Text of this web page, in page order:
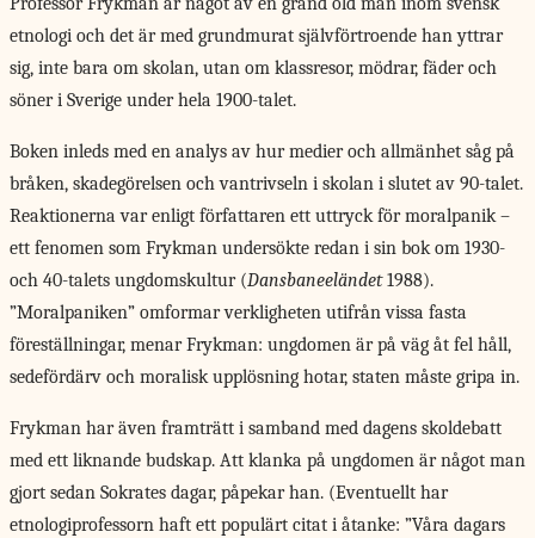
etnologi och det är med grundmurat självförtroende han yttrar
sig, inte bara om skolan, utan om klassresor, mödrar, fäder och
söner i Sverige under hela 1900-talet.
Boken inleds med en analys av hur medier och allmänhet såg på
bråken, skadegörelsen och vantrivseln i skolan i slutet av 90-talet.
Reaktionerna var enligt författaren ett uttryck för moralpanik –
ett fenomen som Frykman undersökte redan i sin bok om 1930-
och 40-talets ungdomskultur (Dansbaneeländet1988).
”Moralpaniken” omformar verkligheten utifrån vissa fasta
föreställningar, menar Frykman: ungdomen är på väg åt fel håll,
sedefördärv och moralisk upplösning hotar, staten måste gripa in.
Frykman har även framträtt i samband med dagens skoldebatt
med ett liknande budskap. Att klanka på ungdomen är något man
gjort sedan Sokrates dagar, påpekar han. (Eventuellt har
etnologiprofessorn haft ett populärt citat i åtanke: ”Våra dagars